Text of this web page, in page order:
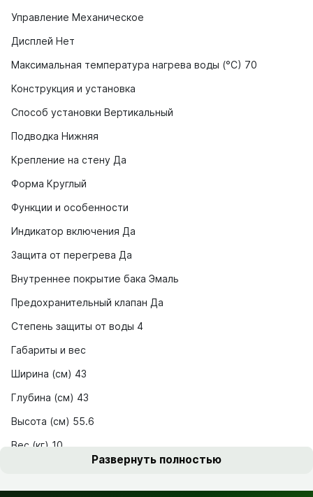
Управление Механическое
Дисплей Нет
Максимальная температура нагрева воды (°C) 70
Конструкция и установка
Способ установки Вертикальный
Подводка Нижняя
Крепление на стену Да
Форма Круглый
Функции и особенности
Индикатор включения Да
Защита от перегрева Да
Внутреннее покрытие бака Эмаль
Предохранительный клапан Да
Степень защиты от воды 4
Габариты и вес
Ширина (см) 43
Глубина (см) 43
Высота (см) 55.6
Вес (кг) 10
Развернуть полностью